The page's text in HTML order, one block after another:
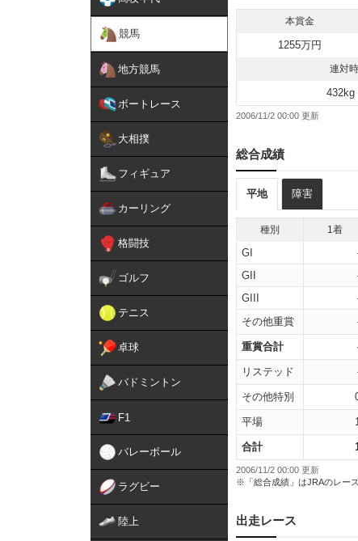
競馬
地方競馬
ボートレース
大相撲
フィギュア
カーリング
格闘技
ゴルフ
テニス
卓球
バドミントン
F1
バレーボール
ラグビー
陸上
本賞金
1255万円
連対
432kg
2006/11/2 00:00
総合成績
平地 障害
種別 1着
GI
GII
GIII
その他重賞
重賞合計
リステッド
その他特別
平場
合計
2006/11/2 00:00 更新
※「総合成績」はJRAのレー
出走レース